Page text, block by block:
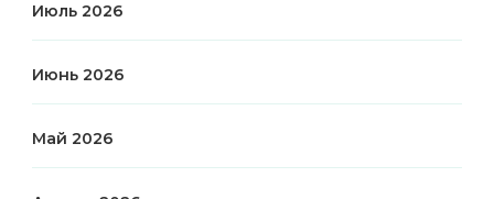
Июль 2026
Июнь 2026
Май 2026